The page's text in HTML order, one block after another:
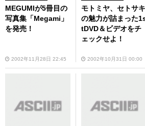
MEGUMIが5冊目の
写真集「Megami」
を発売！
2002年11月28日 22:45
モトミヤ、セトサキ
の魅力が詰まった
tDVD＆ビデオをチ
ェックせよ！
2002年10月31日 00:00